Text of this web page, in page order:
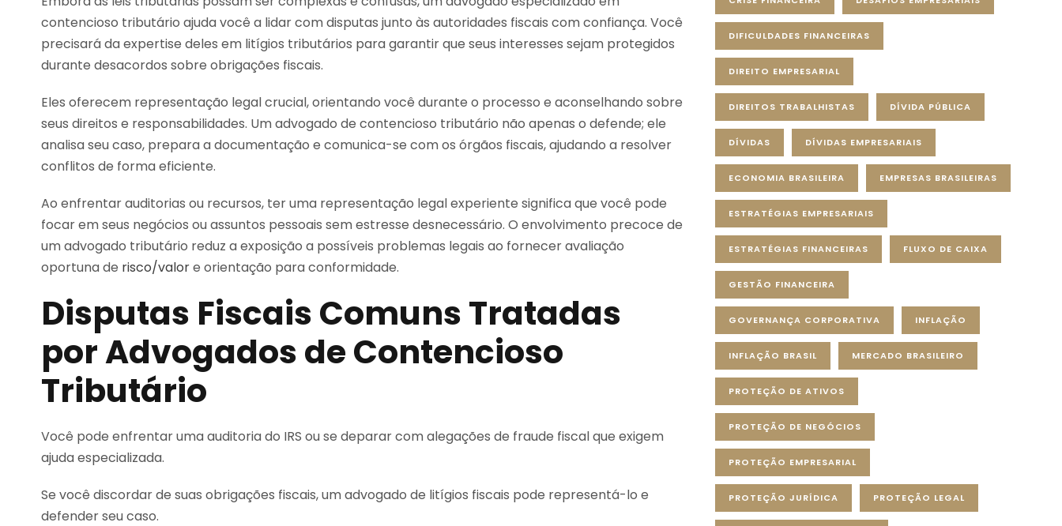
contencioso tributário ajuda você a lidar com disputas junto às autoridades fiscais com confiança. Você
precisará da expertise deles em litígios tributários para garantir que seus interesses sejam protegidos
durante desacordos sobre obrigações fiscais.
Eles oferecem representação legal crucial, orientando você durante o processo e aconselhando sobre
seus direitos e responsabilidades. Um advogado de contencioso tributário não apenas o defende; ele
analisa seu caso, prepara a documentação e comunica-se com os órgãos fiscais, ajudando a resolver
conflitos de forma eficiente.
Ao enfrentar auditorias ou recursos, ter uma representação legal experiente significa que você pode
focar em seus negócios ou assuntos pessoais sem estresse desnecessário. O envolvimento precoce de
um advogado tributário reduz a exposição a possíveis problemas legais ao fornecer avaliação
oportuna de risco/valore orientação para conformidade.
Disputas Fiscais Comuns Tratadas
por Advogados de Contencioso
Tributário
Você pode enfrentar uma auditoria do IRS ou se deparar com alegações de fraude fiscal que exigem
ajuda especializada.
Se você discordar de suas obrigações fiscais, um advogado de litígios fiscais pode representá-lo e
defender seu caso.
DIFICULDADES FINANCEIRAS
DIREITO EMPRESARIAL
DIREITOS TRABALHISTAS DÍVIDA PÚBLICA
DÍVIDAS DÍVIDAS EMPRESARIAIS
ECONOMIA BRASILEIRA EMPRESAS BRASILEIRAS
ESTRATÉGIAS EMPRESARIAIS
ESTRATÉGIAS FINANCEIRAS FLUXO DE CAIXA
GESTÃO FINANCEIRA
GOVERNANÇA CORPORATIVA INFLAÇÃO
INFLAÇÃO BRASIL MERCADO BRASILEIRO
PROTEÇÃO DE ATIVOS
PROTEÇÃO DE NEGÓCIOS
PROTEÇÃO EMPRESARIAL
PROTEÇÃO JURÍDICA PROTEÇÃO LEGAL